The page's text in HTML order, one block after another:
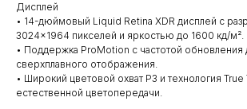
Дисплей
• 14-дюймовый Liquid Retina XDR дисплей с
3024×1964 пикселей и яркостью до 1600 кд/м².
• Поддержка ProMotion с частотой обновления
сверхплавного отображения.
• Широкий цветовой охват P3 и технология True
естественной цветопередачи.